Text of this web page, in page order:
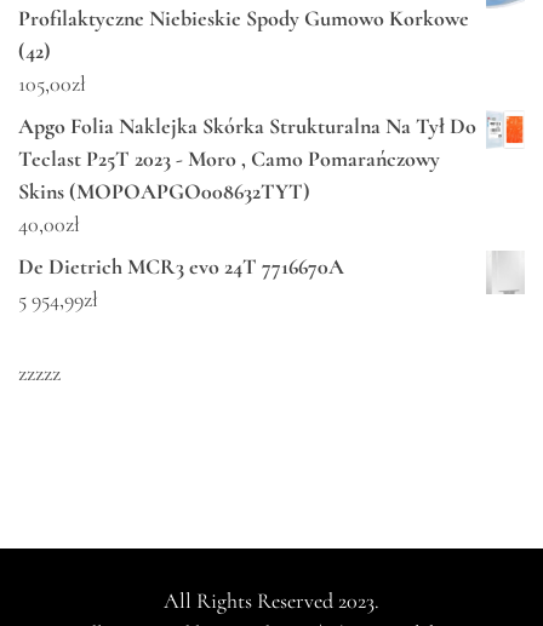
Profilaktyczne Niebieskie Spody Gumowo Korkowe
(42)
105,00zł
Apgo Folia Naklejka Skórka Strukturalna Na Tył Do
Teclast P25T 2023 - Moro , Camo Pomarańczowy
Skins (MOPOAPGO008632TYT)
40,00zł
De Dietrich MCR3 evo 24T 7716670A
5 954,99zł
zzzzz
All Rights Reserved 2023.